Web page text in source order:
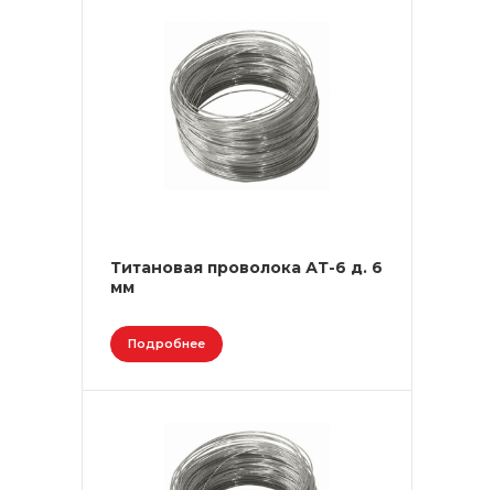
Титановая проволока АТ-6 д. 6
мм
Подробнее